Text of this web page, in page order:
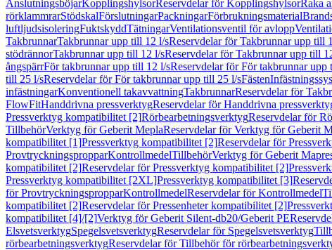
AnslutningsböjarKopplingshylsorReservdelar för KopplingshylsorRaka
rörklammrarStödskalFörslutningarPackningarFörbrukningsmaterial
luftljudsisoleringFuktskyddTätningarVentilationsventil för avlopp
TakbrunnarTakbrunnar upp till 12 l/sReservdelar för Takbrunnar upp till
stödrännorTakbrunnar upp till 12 l/sReservdelar för Takbrunnar upp till
ångspärrFör takbrunnar upp till 12 l/sReservdelar för För takbrunnar upp
till 25 l/sReservdelar för För takbrunnar upp till 25 l/sFästen
infästningarKonventionell takavvattningTakbrunnarReservdelar för
FlowFitHanddrivna pressverktygReservdelar för Handdrivna
Pressverktyg kompatibilitet [2]RörbearbetningsverktygReservdelar för
TillbehörVerktyg för Geberit MeplaReservdelar för Verktyg för Geberit
kompatibilitet [1]Pressverktyg kompatibilitet [2]Reservdelar för
ProvtryckningspropparKontrollmedelTillbehörVerktyg för Geberit
kompatibilitet [2]Reservdelar för Pressverktyg kompatibilitet [2]
Pressverktyg kompatibilitet [2XL]Pressverktyg kompatibilitet [3]
för ProvtryckningspropparKontrollmedelReservdelar för Kontrollmedel
kompatibilitet [2]Reservdelar för Pressenheter kompatibilitet [2]
kompatibilitet [4]/[2]Verktyg för Geberit Silent-db20/Geberit PE
ElsvetsverktygSpegelsvetsverktygReservdelar för Spegelsvetsverktyg
rörbearbetningsverktygReservdelar för Tillbehör för